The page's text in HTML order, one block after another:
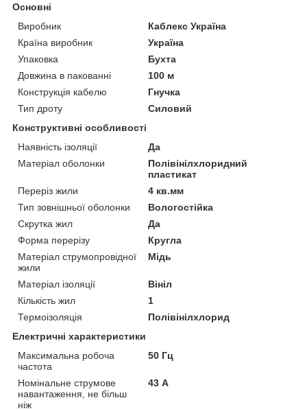
Основні
Виробник
Каблекс Україна
Країна виробник
Україна
Упаковка
Бухта
Довжина в пакованні
100 м
Конструкція кабелю
Гнучка
Тип дроту
Силовий
Конструктивні особливості
Наявність ізоляції
Да
Матеріал оболонки
Полівінілхлоридний
пластикат
Переріз жили
4 кв.мм
Тип зовнішньої оболонки
Вологостійка
Скрутка жил
Да
Форма перерізу
Кругла
Матеріал струмопровідної
жили
Мідь
Матеріал ізоляції
Вініл
Кількість жил
1
Термоізоляція
Полівінілхлорид
Електричні характеристики
Максимальна робоча
частота
50 Гц
Номінальне струмове
навантаження, не більш
ніж
43 А